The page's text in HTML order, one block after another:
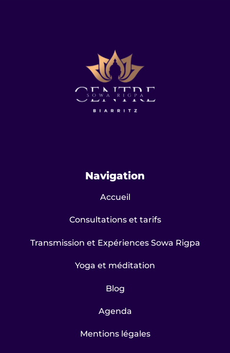
Navigation
Accueil
Consultations et tarifs
Transmission et Expériences Sowa Rigpa
Yoga et méditation
Blog
Agenda
Mentions légales